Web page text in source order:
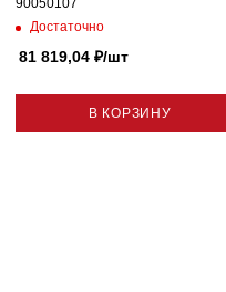
Достаточно
81 819,04 ₽/шт
В КОРЗИНУ